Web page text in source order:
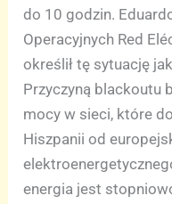
do 10 godzin.
Operacyjnych Red
określił tę sytuację
Przyczyną blackoutu
mocy w sieci, które
Hiszpanii od
energia jest